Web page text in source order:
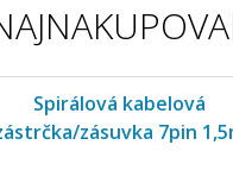
Spirálová kabelová
zásuvka 7pin